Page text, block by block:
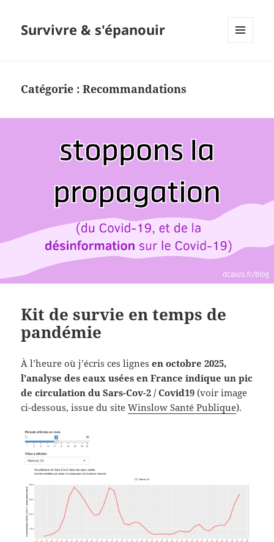
Survivre & s'épanouir
Catégorie : Recommandations
Kit de survie en temps de
pandémie
À l’heure où j’écris ces lignesen octobre 2025,
l’analyse des eaux usées en France indique un pic
de circulation du Sars-Cov-2 / Covid19 (voir image
ci-dessous, issue du siteWinslow Santé Publique).